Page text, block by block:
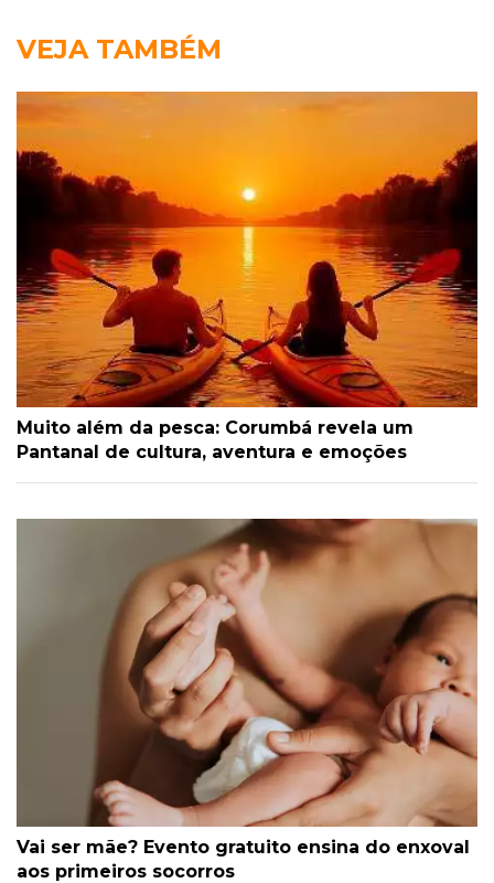
VEJA TAMBÉM
Muito além da pesca: Corumbá revela um
Pantanal de cultura, aventura e emoções
Vai ser mãe? Evento gratuito ensina do enxoval
aos primeiros socorros